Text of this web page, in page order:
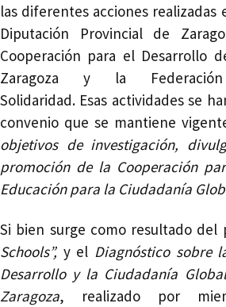
las diferentes acciones realizadas
Diputación Provincial de
Cooperación para el Desarrollo
Zaragoza y la
Solidaridad. Esas actividades se
convenio que se mantiene
objetivos de investigación,
promoción de la Cooperación
Educación para la Ciudadanía
Si bien surge como resultado del
Schools”, y el Diagnóstico sobre
Desarrollo y la Ciudadanía
Zaragoza, realizado por